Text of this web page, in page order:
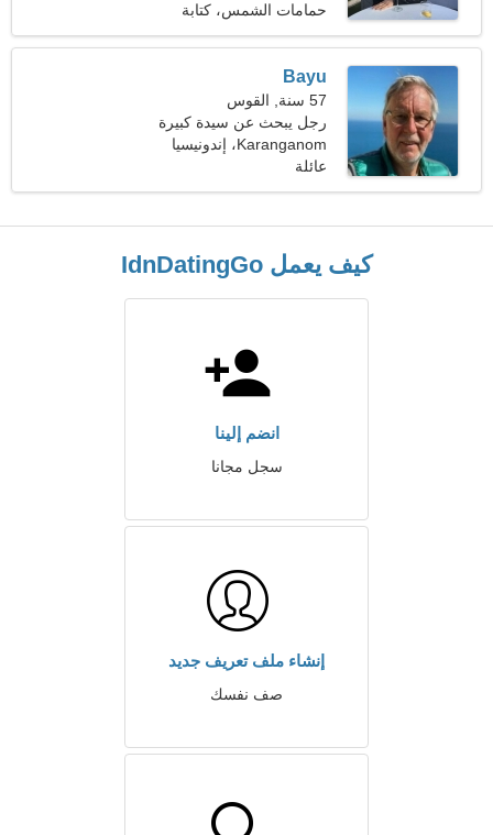
حمامات الشمس، كتابة
الموسيقى
Bayu
57 سنة, القوس
رجل يبحث عن سيدة كبيرة
Karanganom، إندونيسيا
عائلة
كيف يعمل IdnDatingGo
انضم إلينا
سجل مجانا
إنشاء ملف تعريف جديد
صف نفسك